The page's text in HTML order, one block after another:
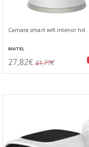
Camara smart wifi interior hd
MATEL
27,82€ 41,77€